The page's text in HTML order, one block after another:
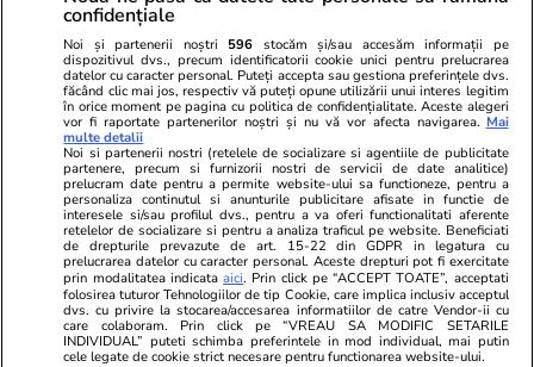
în judecată la CEDO după ce a fost exclusă din
două dosare în urma documentarului Recorder
„Justiție capturată”
Horoscop 24 iul.
Horoscop Urania | Previziuni astrologice pentru
perioada 25 – 31 iulie 2026. Luna Plină în
Vărsător
confidențiale
Noi și partenerii noștri 596 stocăm și/sau accesăm informații pe
dispozitivul dvs., precum identificatorii cookie unici pentru prelucrarea
datelor cu caracter personal. Puteți accepta sau gestiona preferințele dvs.
făcând clic mai jos, respectiv vă puteți opune utilizării unui interes legitim
în orice moment pe pagina cu politica de confidențialitate. Aceste alegeri
vor fi raportate partenerilor noștri și nu vă vor afecta navigarea. Mai
multe detalii
Noi si partenerii nostri (retelele de socializare si agentiile de publicitate
partenere, precum si furnizorii nostri de servicii de date analitice)
prelucram date pentru a permite website-ului sa functioneze, pentru a
personaliza continutul si anunturile publicitare afisate in functie de
interesele si/sau profilul dvs., pentru a va oferi functionalitati aferente
retelelor de socializare si pentru a analiza traficul pe website. Beneficiati
de drepturile prevazute de art. 15-22 din GDPR in legatura cu
prelucrarea datelor cu caracter personal. Aceste drepturi pot fi exercitate
prin modalitatea indicataaici. Prin click pe “ACCEPT TOATE”, acceptati
folosirea tuturor Tehnologiilor de tip Cookie, care implica inclusiv acceptul
dvs. cu privire la stocarea/accesarea informatiilor de catre Vendor-ii cu
care colaboram. Prin click pe “VREAU SA MODIFIC SETARILE
INDIVIDUAL” puteti schimba preferintele in mod individual, mai putin
cele legate de cookie strict necesare pentru functionarea website-ului.